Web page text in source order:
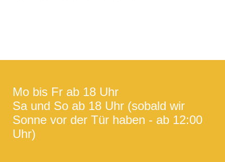
Mo bis Fr ab 18 Uhr
Sa und So ab 18 Uhr (sobald wir
Sonne vor der Tür haben - ab 12:00
Uhr)